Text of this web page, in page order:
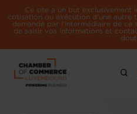
Ce site a un but exclusivement
cotisation ou exécution d'une autre
demandé par l'intermédiaire de ce
de saisir vos informations et